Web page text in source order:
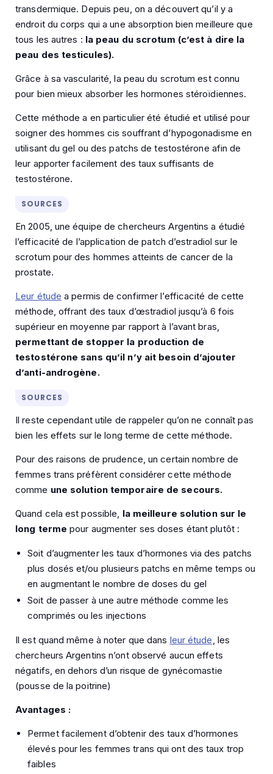
transdermique. Depuis peu, on a découvert qu’il y a
endroit du corps qui a une absorption bien meilleure que
tous les autres : la peau du scrotum (c’est à dire la
peau des testicules).
Grâce à sa vascularité, la peau du scrotum est connu
pour bien mieux absorber les hormones stéroïdiennes.
Cette méthode a en particulier été étudié et utilisé pour
soigner des hommes cis souffrant d’hypogonadisme en
utilisant du gel ou des patchs de testostérone afin de
leur apporter facilement des taux suffisants de
testostérone.
SOURCES
En 2005, une équipe de chercheurs Argentins a étudié
l’efficacité de l’application de patch d’estradiol sur le
scrotum pour des hommes atteints de cancer de la
prostate.
Leur étude a permis de confirmer l’efficacité de cette
méthode, offrant des taux d’œstradiol jusqu’à 6 fois
supérieur en moyenne par rapport à l’avant bras,
permettant de stopper la production de
testostérone sans qu’il n’y ait besoin d’ajouter
d’anti-androgène.
SOURCES
Il reste cependant utile de rappeler qu’on ne connaît pas
bien les effets sur le long terme de cette méthode.
Pour des raisons de prudence, un certain nombre de
femmes trans préfèrent considérer cette méthode
comme une solution temporaire de secours.
Quand cela est possible, la meilleure solution sur le
long terme pour augmenter ses doses étant plutôt :
Soit d’augmenter les taux d’hormones via des patchs
plus dosés et/ou plusieurs patchs en même temps ou
en augmentant le nombre de doses du gel
Soit de passer à une autre méthode comme les
comprimés ou les injections
Il est quand même à noter que dans leur étude , les
chercheurs Argentins n’ont observé aucun effets
négatifs, en dehors d’un risque de gynécomastie
(pousse de la poitrine)
Avantages :
Permet facilement d’obtenir des taux d’hormones
élevés pour les femmes trans qui ont des taux trop
faibles